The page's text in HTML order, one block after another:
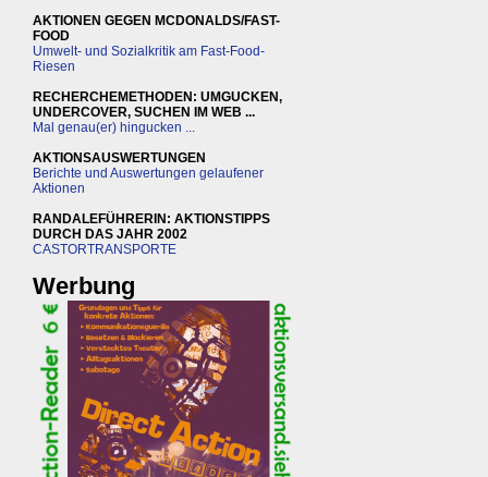
AKTIONEN GEGEN MCDONALDS/FAST-
FOOD
Umwelt- und Sozialkritik am Fast-Food-
Riesen
RECHERCHEMETHODEN: UMGUCKEN,
UNDERCOVER, SUCHEN IM WEB ...
Mal genau(er) hingucken ...
AKTIONSAUSWERTUNGEN
Berichte und Auswertungen gelaufener
Aktionen
RANDALEFÜHRERIN: AKTIONSTIPPS
DURCH DAS JAHR 2002
CASTORTRANSPORTE
Werbung